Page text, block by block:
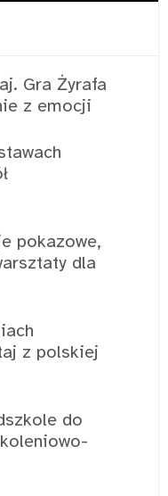
Gra Żyrafa
z emocji
pokazowe,
dla
z polskiej
do